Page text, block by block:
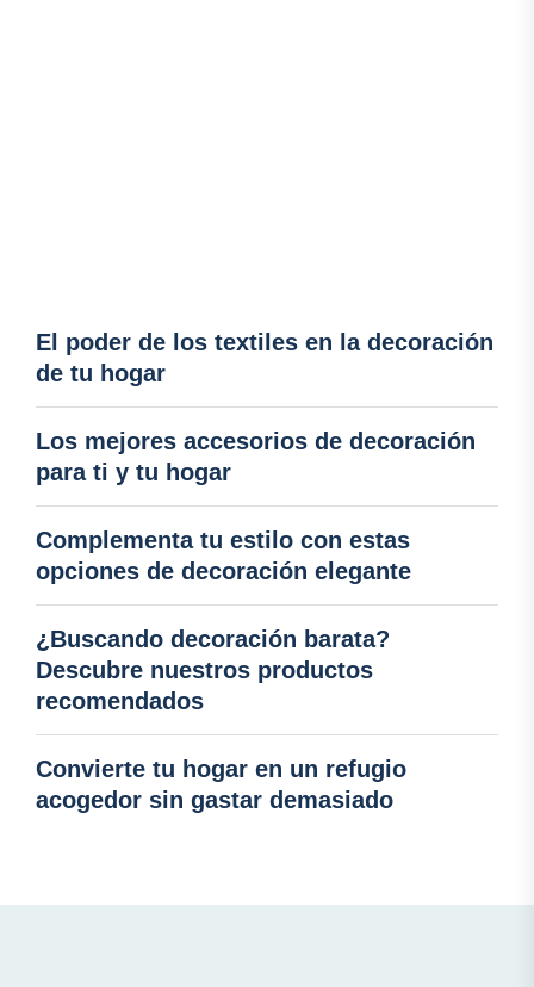
El poder de los textiles en la decoración
de tu hogar
Los mejores accesorios de decoración
para ti y tu hogar
Complementa tu estilo con estas
opciones de decoración elegante
¿Buscando decoración barata?
Descubre nuestros productos
recomendados
Convierte tu hogar en un refugio
acogedor sin gastar demasiado